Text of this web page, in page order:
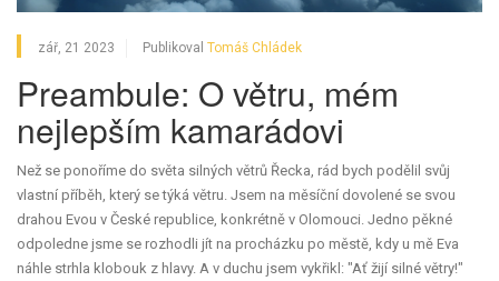
zář, 21 2023 Publikoval Tomáš Chládek
Preambule: O větru, mém
nejlepším kamarádovi
Než se ponoříme do světa silných větrů Řecka, rád bych podělil svůj
vlastní příběh, který se týká větru. Jsem na měsíční dovolené se svou
drahou Evou v České republice, konkrétně v Olomouci. Jedno pěkné
odpoledne jsme se rozhodli jít na procházku po městě, kdy u mě Eva
náhle strhla klobouk z hlavy. A v duchu jsem vykřikl: "Ať žijí silné větry!"